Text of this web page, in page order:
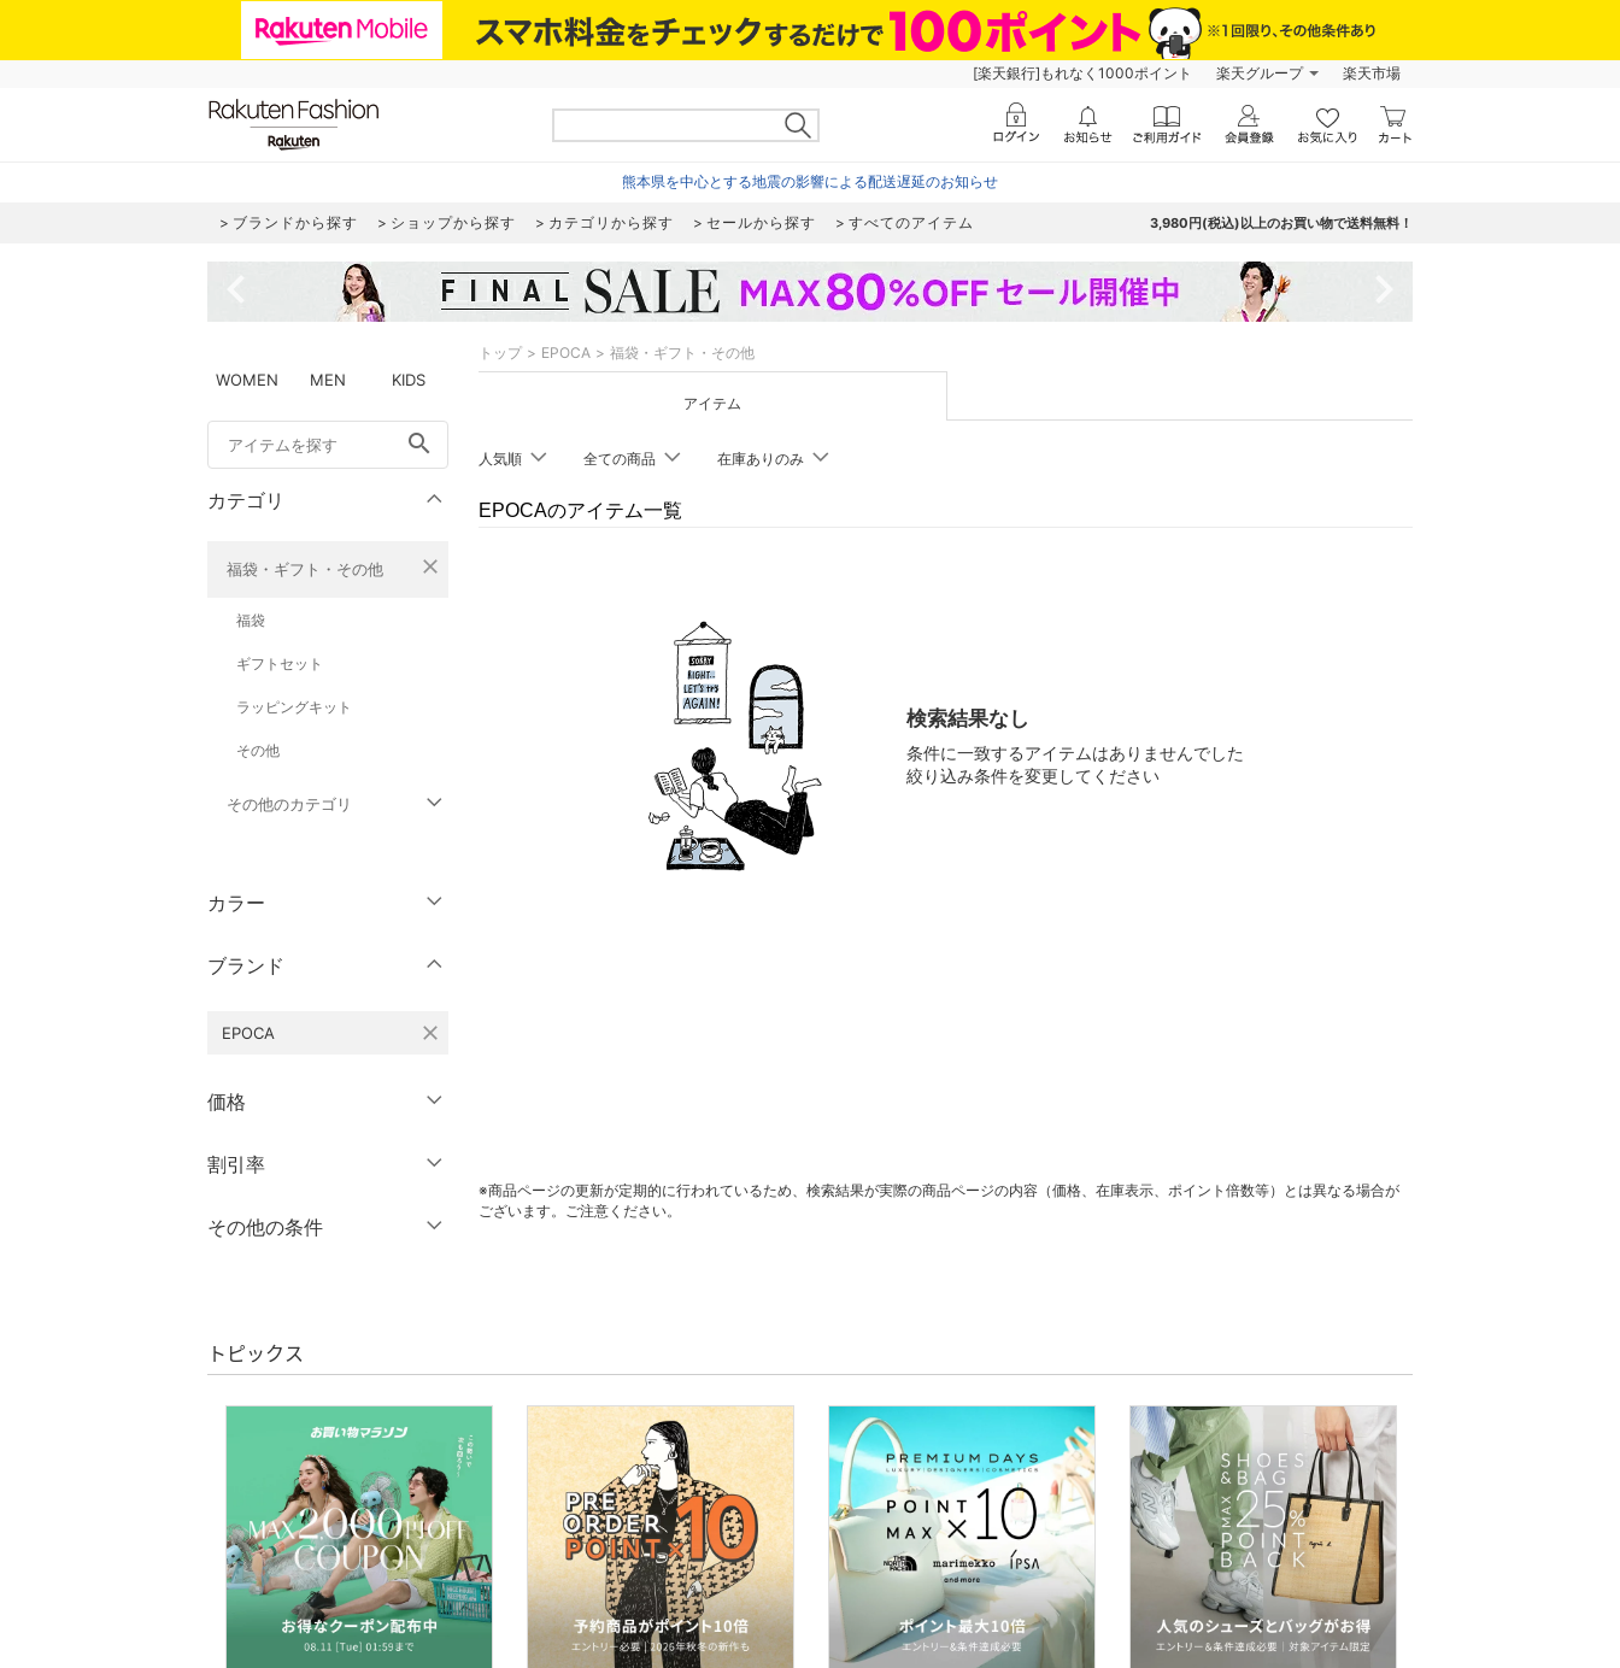
[楽天銀行]もれなく1000ポイント 楽天グループ 楽天市場
熊本県を中心とする地震の影響による配送遅延のお知らせ
ブランドから探す ショップから探す カテゴリから探す セールから探す すべてのアイテム 3,980円(税込)以上のお買い物で送料無料！
WOMEN MEN KIDS
search
カテゴリ
福袋・ギフト・その他 close
福袋
ギフトセット
ラッピングキット
その他
その他のカテゴリ
パンツ
ワンピース・ドレス
スカート
ーオール
バッグ
ファッション雑貨
アクセサリー・腕時計
財布・ポーチ・ケース
カラー
クリア
ブランド
EPOCA close
価格
絞り込み
割引率
％OFF～ ％OFF
その他の条件
クリア 絞り込み
トップ EPOCA 福袋・ギフト・その他
アイテム
人気順 全ての商品 在庫ありのみ
EPOCAのアイテム一覧
検索結果なし
条件に一致するアイテムはありませんでした
絞り込み条件を変更してください
※商品ページの更新が定期的に行われているため、検索結果が実際の商品ページの内容（価格、在庫表示、ポイント倍数等）とは異なる場合が
ございます。ご注意ください。
トピックス